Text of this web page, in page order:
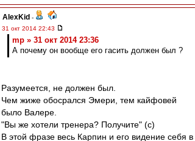
AlexKid -
31 окт 2014 22:43
mp » 31 окт 2014 23:36
А почему он вообще его гасить должен был ?
Разумеется, не должен был.
Чем жиже обосрался Эмери, тем кайфовей
было Валере.
"Вы же хотели тренера? Получите" (c)
В этой фразе весь Карпин и его видение себя в